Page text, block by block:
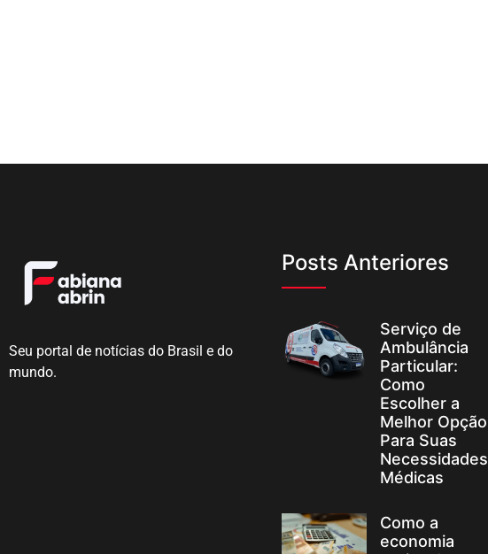
Seu portal de notícias do Brasil e do
mundo.
Posts Anteriores
Serviço de
Ambulância
Particular:
Como
Escolher a
Melhor Opção
Para Suas
Necessidades
Médicas
Como a
economia